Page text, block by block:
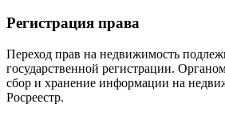
Регистрация права
Переход прав на недвижимость
государственной регистрации.
сбор и хранение информации на
Росреестр.